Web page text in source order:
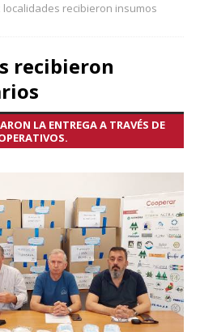
localidades recibieron insumos
recibieron
LA ENTREGA A TRAVÉS DE